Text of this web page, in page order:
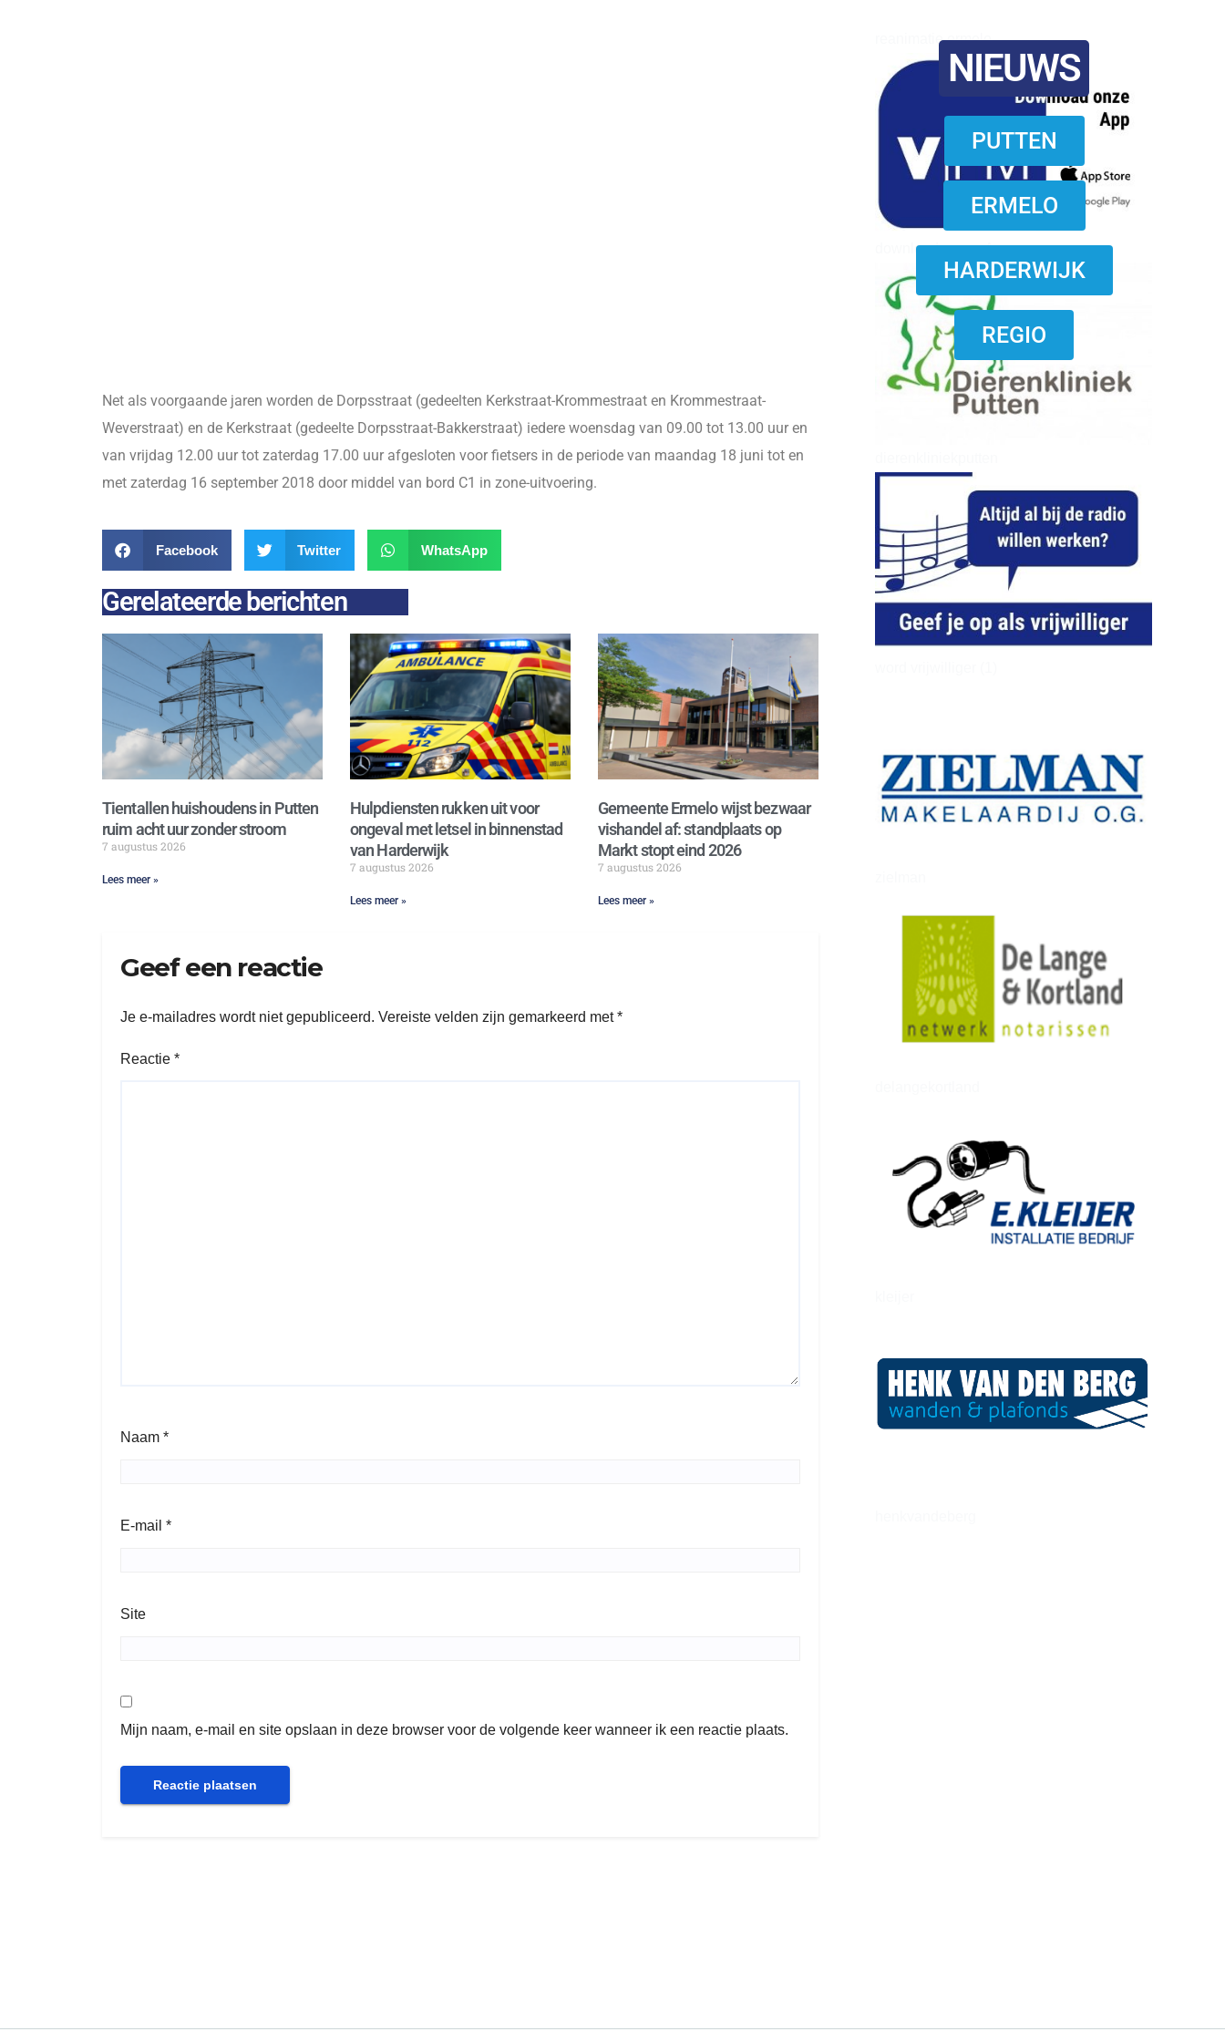
reanimatie ermelo
download onzze App
NIEUWS
PUTTEN
ERMELO
HARDERWIJK
REGIO
Net als voorgaande jaren worden de Dorpsstraat (gedeelten Kerkstraat-Krommestraat en Krommestraat-
Weverstraat) en de Kerkstraat (gedeelte Dorpsstraat-Bakkerstraat) iedere woensdag van 09.00 tot 13.00 uur en
van vrijdag 12.00 uur tot zaterdag 17.00 uur afgesloten voor fietsers in de periode van maandag 18 juni tot en
met zaterdag 16 september 2018 door middel van bord C1 in zone-uitvoering.
Facebook Twitter WhatsApp
Gerelateerde berichten
Tientallen huishoudens in Putten
ruim acht uur zonder stroom
7 augustus 2026
Lees meer »
Hulpdiensten rukken uit voor
ongeval met letsel in binnenstad
van Harderwijk
7 augustus 2026
Lees meer »
Gemeente Ermelo wijst bezwaar
vishandel af: standplaats op
Markt stopt eind 2026
7 augustus 2026
Lees meer »
Geef een reactie
Je e-mailadres wordt niet gepubliceerd. Vereiste velden zijn gemarkeerd met*
Reactie *
Naam *
E-mail *
Site
Mijn naam, e-mail en site opslaan in deze browser voor de volgende keer wanneer ik een reactie plaats.